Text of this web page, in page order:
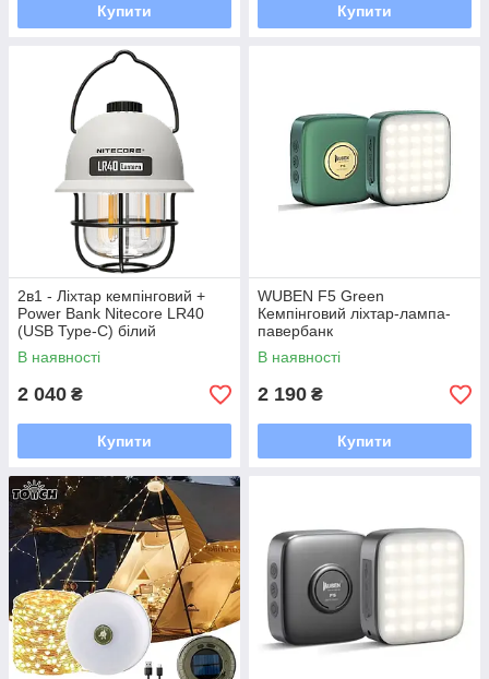
Купити Купити
2в1 - Ліхтар кемпінговий +
Power Bank Nitecore LR40
(USB Type-C) білий
В наявності
2 040 ₴
Купити
WUBEN F5 Green
Кемпінговий ліхтар-лампа-
павербанк
В наявності
2 190 ₴
Купити